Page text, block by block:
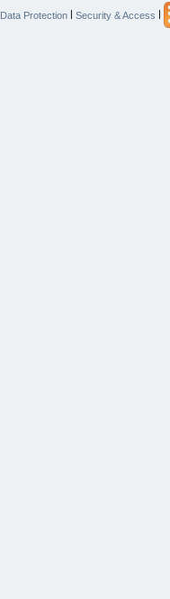
Data Protection | Security & Access |